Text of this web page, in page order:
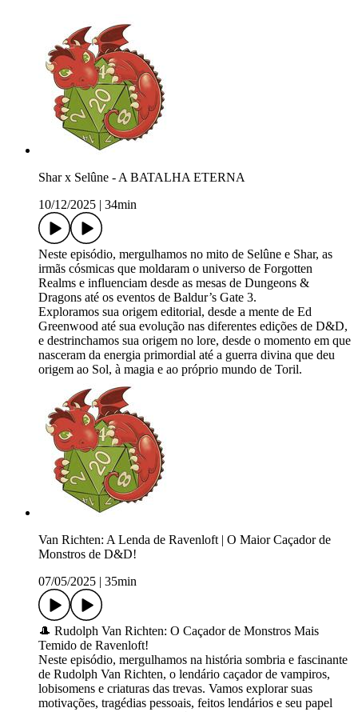
Shar x Selûne - A BATALHA ETERNA
10/12/2025
34min
Neste episódio, mergulhamos no mito de Selûne e Shar, as
irmãs cósmicas que moldaram o universo de Forgotten
Realms e influenciam desde as mesas de Dungeons &
Dragons até os eventos de Baldur’s Gate 3.
Exploramos sua origem editorial, desde a mente de Ed
Greenwood até sua evolução nas diferentes edições de D&D,
e destrinchamos sua origem no lore, desde o momento em que
nasceram da energia primordial até a guerra divina que deu
origem ao Sol, à magia e ao próprio mundo de Toril.
Van Richten: A Lenda de Ravenloft | O Maior Caçador de
Monstros de D&D!
07/05/2025
35min
🎩 Rudolph Van Richten: O Caçador de Monstros Mais
Temido de Ravenloft!
Neste episódio, mergulhamos na história sombria e fascinante
de Rudolph Van Richten, o lendário caçador de vampiros,
lobisomens e criaturas das trevas. Vamos explorar suas
motivações, tragédias pessoais, feitos lendários e seu papel